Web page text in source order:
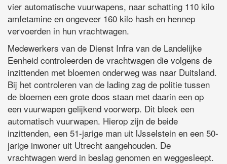
vier automatische vuurwapens, naar schatting 110 kilo
amfetamine en ongeveer 160 kilo hash en hennep
vervoerden in hun vrachtwagen.
Medewerkers van de Dienst Infra van de Landelijke
Eenheid controleerden de vrachtwagen die volgens de
inzittenden met bloemen onderweg was naar Duitsland.
Bij het controleren van de lading zag de politie tussen
de bloemen een grote doos staan met daarin een op
een vuurwapen gelijkend voorwerp. Dit bleek een
automatisch vuurwapen. Hierop zijn de beide
inzittenden, een 51-jarige man uit IJsselstein en een 50-
jarige inwoner uit Utrecht aangehouden. De
vrachtwagen werd in beslag genomen en weggesleept.